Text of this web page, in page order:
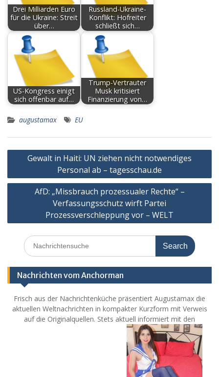
Drei Milliarden Euro
für die Ukraine: Streit
über…
Russland-Ukraine-
Konflikt: Hofreiter
schließt sich…
US-Kongress einigt
sich offenbar auf…
Trump-Vertrauter
Musk kritisiert
Finanzierung von…
augustamax EU
Post
navigation
Gewalt in Haiti: UN ziehen nicht notwendiges
Personal ab – tagesschau.de
AfD: „Missbrauch prozessualer Rechte“ –
Verfassungsschutz wirft Partei
Prozessverschleppung vor – WELT
Search
for:
Nachrichten vom Anchorman
Frisch aus der Nachrichtenküche präsentiert Augustamax die
aktuellen Weltnachrichten in kompakter Kurzform mit Verweis
auf die Originalquellen. Stets aktuell informiert mit den